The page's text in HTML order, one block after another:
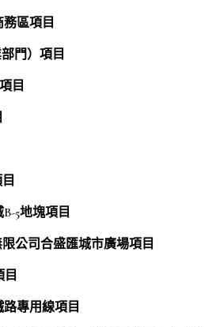
務區項目
門）項目
目
5地塊項目
公司合盛匯城市廣場項目
目
路專用線項目